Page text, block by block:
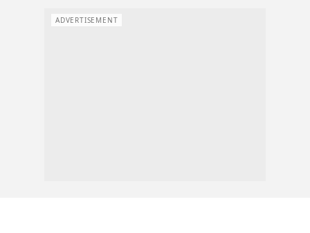
ADVERTISEMENT